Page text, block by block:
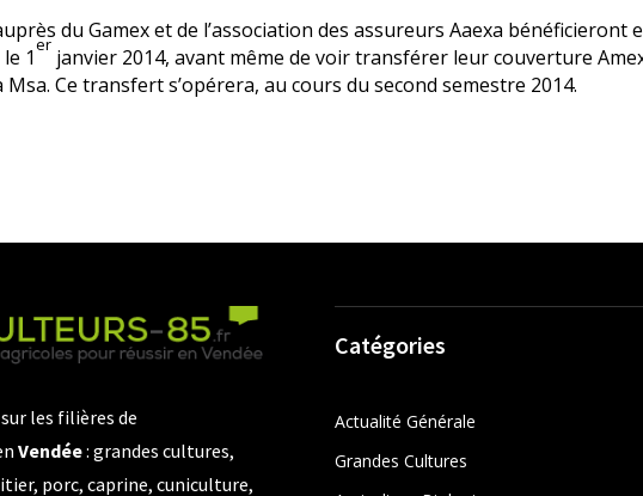
du Gamex et de l’association des assureurs Aaexa bénéficieront
1er janvier 2014, avant même de voir transférer leur couverture
Msa. Ce transfert s’opérera, au cours du second semestre 2014.
les filières de
Vendée: grandes cultures,
porc, caprine, cuniculture,
Catégories
Actualité Générale
Grandes Cultures